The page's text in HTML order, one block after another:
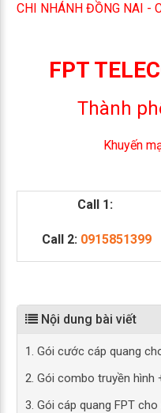
CHI NHÁNH ĐỒNG NAI -
FPT
Thành
Khuyến
Call 1:
Call 2: 0915851399
Nội dung bài viết
1. Gói cước cáp quang
2. Gói combo truyền hình
3. Gói cáp quang FPT